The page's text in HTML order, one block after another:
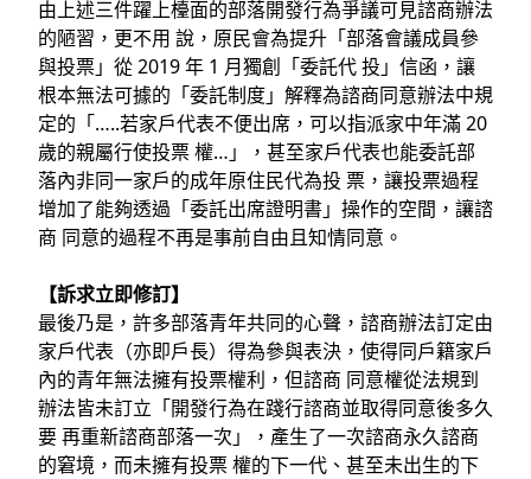
由上述三件躍上檯⾯的部落開發⾏為爭議可⾒諮商辦法
的陋習，更不⽤ 說，原⺠會為提升「部落會議成員參
與投票」從 2019 年 1 ⽉獨創「委託代 投」信函，讓
根本無法可據的「委託制度」解釋為諮商同意辦法中規
定的「…..若家⼾代表不便出席，可以指派家中年滿 20
歲的親屬⾏使投票 權…」，甚⾄家⼾代表也能委託部
落內⾮同⼀家⼾的成年原住⺠代為投 票，讓投票過程
增加了能夠透過「委託出席證明書」操作的空間，讓諮
商 同意的過程不再是事前⾃由且知情同意。
【訴求⽴即修訂】
最後乃是，許多部落青年共同的⼼聲，諮商辦法訂定由
家⼾代表（亦即⼾⻑）得為參與表決，使得同⼾籍家⼾
內的青年無法擁有投票權利，但諮商 同意權從法規到
辦法皆未訂⽴「開發⾏為在踐⾏諮商並取得同意後多久
要 再重新諮商部落⼀次」，產⽣了⼀次諮商永久諮商
的窘境，⽽未擁有投票 權的下⼀代、甚⾄未出⽣的下